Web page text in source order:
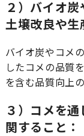
２）バイオ
土壌改良や生
バイオ炭やコメ
したコメの品質
を含む品質向上
３）コメを
関すること：